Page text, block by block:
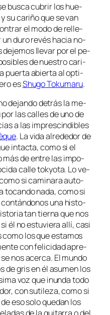
bus­ca cu­brir los hue­
su ca­ri­ño que se van
el mo­do de re­lle­
un du­ro re­vés ha­cia no­
de­je­mos lle­var por el pe­
de nues­tro ca­ri­
puer­ta abier­ta al op­ti­
esShugo Tokumaru.
de­jan­do de­trás la me­
las ca­lles de uno de
a las im­pres­cin­di­bles
. La vi­da al­re­de­dor de
in­tac­ta, co­mo si el
más de en­tre las im­po­
ca­lle tok­yo­ta. Lo ve­
si ca­mi­na­ra au­to­
to­can­do na­da, co­mo si
con­tán­do­nos una his­to­
tan tier­na que nos
él no es­tu­vie­ra allí, ca­si
los que es­ta­mos
con fe­li­ci­dad apre­
nos acer­ca. El mun­do
de gris en él asu­men los
voz que inun­da to­do
con su­ti­le­za, co­mo si
eso so­lo que­dan los